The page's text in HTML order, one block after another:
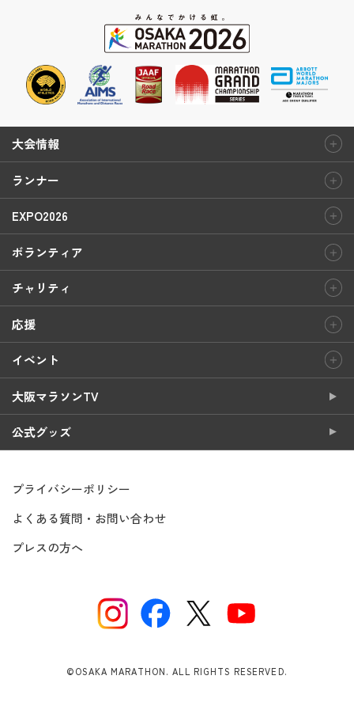
大会情報
ランナー
EXPO2026
ボランティア
チャリティ
応援
イベント
大阪マラソンTV
公式グッズ
プライバシーポリシー
よくある質問・お問い合わせ
プレスの方へ
©OSAKA MARATHON. ALL RIGHTS RESERVED.